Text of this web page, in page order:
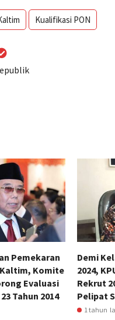
Kualifikasi PON
Pemekaran
Komite
Evaluasi
Tahun 2014
Demi
2024,
Rekrut
Pelipat
1 tahun